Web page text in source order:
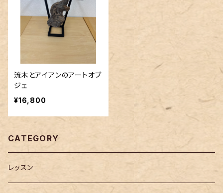
流木とアイアンのアートオブ
ジェ
¥16,800
CATEGORY
レッスン